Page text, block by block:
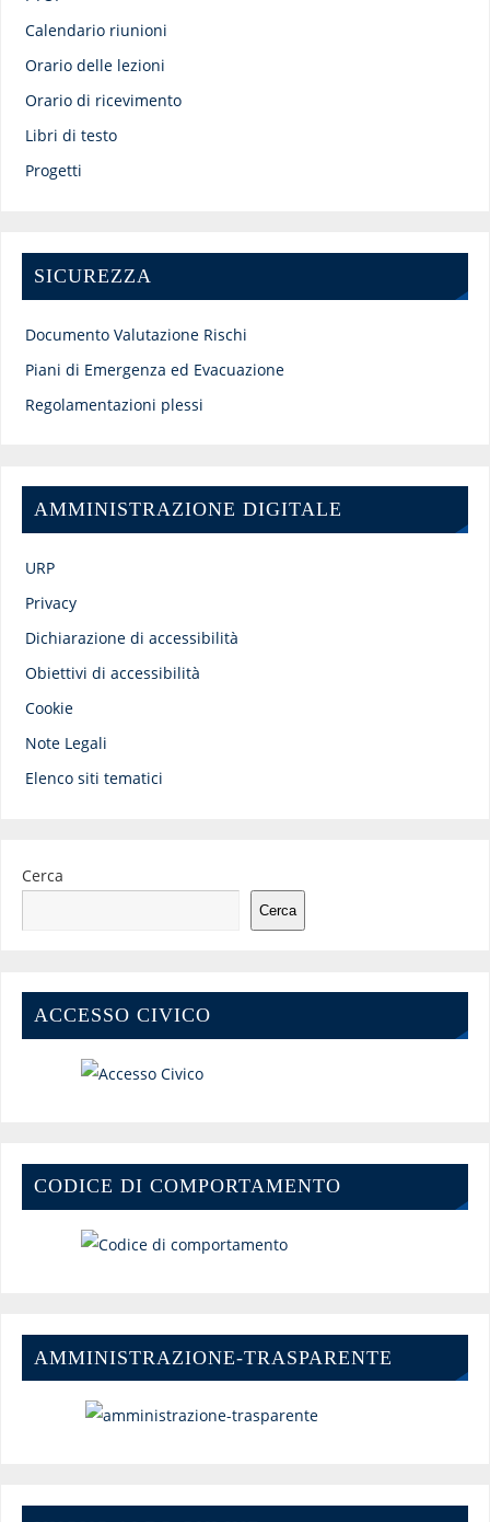
Calendario riunioni
Orario delle lezioni
Orario di ricevimento
Libri di testo
Progetti
SICUREZZA
Documento Valutazione Rischi
Piani di Emergenza ed Evacuazione
Regolamentazioni plessi
AMMINISTRAZIONE DIGITALE
URP
Privacy
Dichiarazione di accessibilità
Obiettivi di accessibilità
Cookie
Note Legali
Elenco siti tematici
Cerca
Cerca
ACCESSO CIVICO
CODICE DI COMPORTAMENTO
AMMINISTRAZIONE-TRASPARENTE